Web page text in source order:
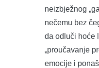
neizbježnog
nečemu bez
da odluči hoće
„proučavanje
emocije i